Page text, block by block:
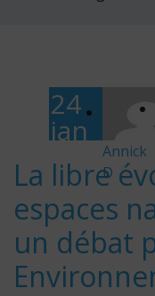
24
jan
vier
202
6
Annick
D
La libre
espaces
un débat